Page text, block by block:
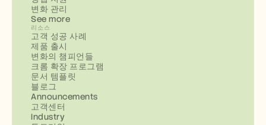
변화 관리
See more
리소스
고객 성공 사례
제품 출시
변화의 챔피언들
크롬 확장 프로그램
문서 템플릿
블로그
Announcements
고객센터
Industry